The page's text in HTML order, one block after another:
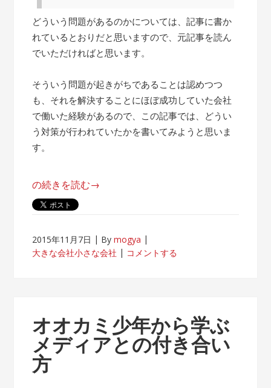
どういう問題があるのかについては、記事に書か
れているとおりだと思いますので、元記事を読ん
でいただければと思います。
そういう問題が起きがちであることは認めつつ
も、それを解決することにほぼ成功していた会社
で働いた経験があるので、この記事では、どうい
う対策が行われていたかを書いてみようと思いま
す。
“帰
属
が
客
先
常
駐
の続きを読む→
2015年11月7日 Bymogya
大きな会社小さな会社
コメントする
オオカミ少年から学ぶ
メディアとの付き合い
方